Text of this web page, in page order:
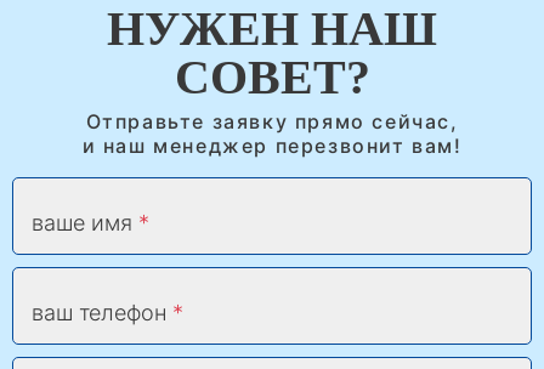
НУЖЕН НАШ
СОВЕТ?
Отправьте заявку прямо сейчас,
и наш менеджер перезвонит вам!
ваше имя
ваш телефон